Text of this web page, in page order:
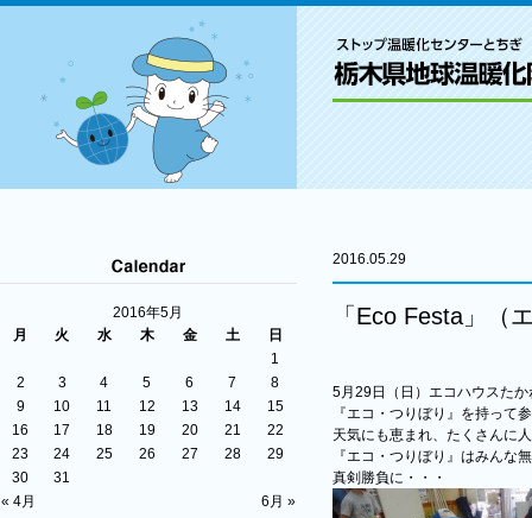
2016年5月
月
火 水 木 金 土 日
« 4月 6月 »
1
2
3 4 5 6 7
8
9
10 11 12 13 14
15
16
17 18 19 20 21
22
23
24 25 26 27 28
29
30
31
2016.05.29
「Eco Festa」（
5月29日（日）エコハウスた
『エコ・つりぼり』を持って
天気にも恵まれ、たくさんに
『エコ・つりぼり』はみんな
真剣勝負に・・・